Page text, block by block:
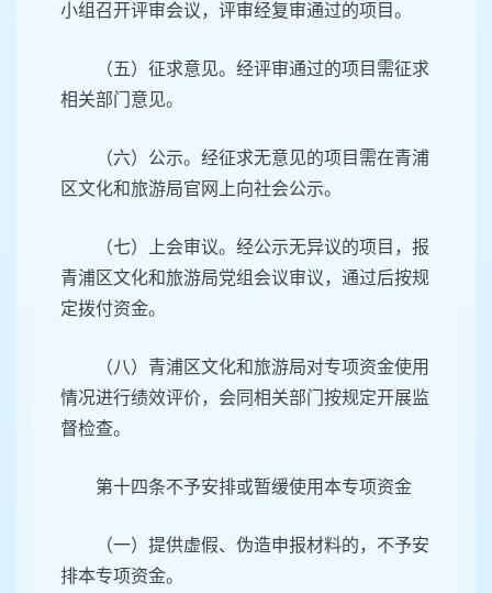
小组召开评审会议，评审经复审通过的项目。
（五）征求意见。经评审通过的项目需征求
相关部门意见。
（六）公示。经征求无意见的项目需在青浦
区文化和旅游局官网上向社会公示。
（七）上会审议。经公示无异议的项目，报
青浦区文化和旅游局党组会议审议，通过后按规
定拨付资金。
（八）青浦区文化和旅游局对专项资金使用
情况进行绩效评价，会同相关部门按规定开展监
督检查。
第十四条不予安排或暂缓使用本专项资金
（一）提供虚假、伪造申报材料的，不予安
排本专项资金。